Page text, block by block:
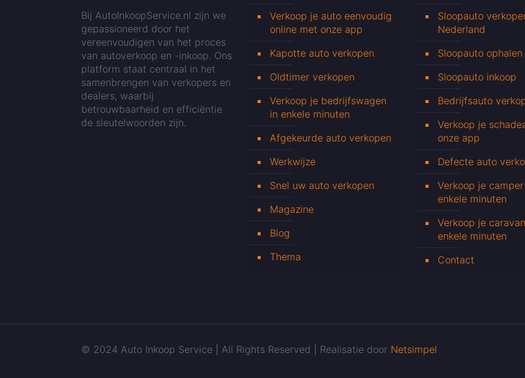
Bij AutoInkoopService.nl zijn we
gepassioneerd door het
vereenvoudigen van het proces
van autoverkoop en -inkoop. Ons
platform staat centraal in het
samenbrengen van verkopers en
dealers, waarbij
betrouwbaarheid en efficiëntie
de sleutelwoorden zijn.
Verkoop je auto eenvoudig
online met onze app
Kapotte auto verkopen
Oldtimer verkopen
Verkoop je bedrijfswagen
in enkele minuten
Afgekeurde auto verkopen
Werkwijze
Snel uw auto verkopen
Magazine
Blog
Thema
Sloopauto
Nederland
Sloopauto ophalen
Sloopauto inkoop
Bedrijfsauto
Verkoop je
onze app
Defecte auto
Verkoop je
enkele minuten
Verkoop je
enkele minuten
Contact
© 2024 Auto Inkoop Service | All Rights Reserved | Realisatie door Netsimpel